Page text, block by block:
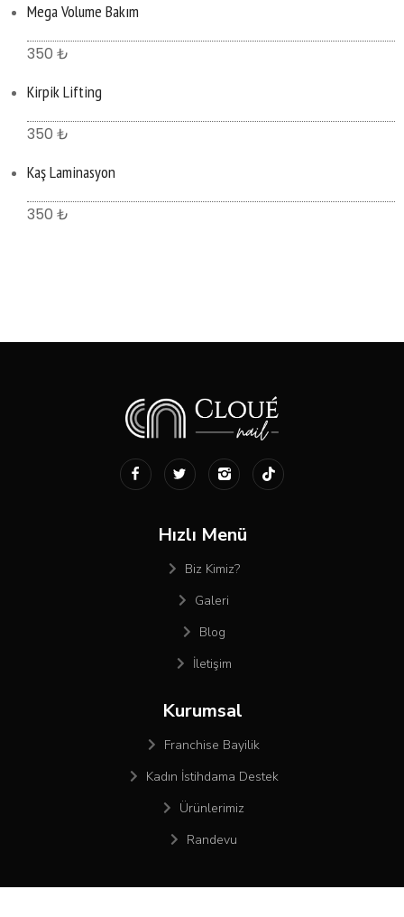
Mega Volume Bakım
350 ₺
Kirpik Lifting
350 ₺
Kaş Laminasyon
350 ₺
Hızlı Menü
Biz Kimiz?
Galeri
Blog
İletişim
Kurumsal
Franchise Bayilik
Kadın İstihdama Destek
Ürünlerimiz
Randevu